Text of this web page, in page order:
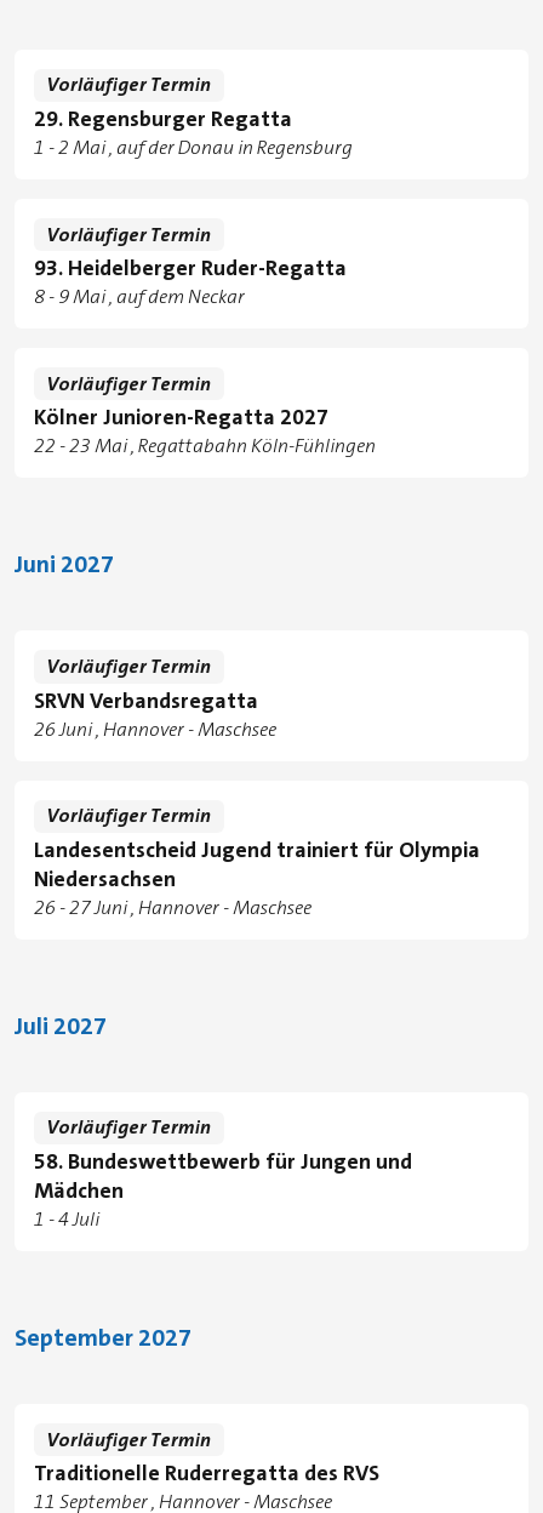
29. Regensburger Regatta
Tage
1 zu
-2 Mai auf der Donau in Regensburg
Vorläufiger Termin
93. Heidelberger Ruder-Regatta
Tage
8zu
-9 Mai auf dem Neckar
Vorläufiger Termin
Kölner Junioren-Regatta 2027
Tage
22 zu
-23 Mai Regattabahn Köln-Fühlingen
Vorläufiger Termin
Juni 2027
SRVN Verbandsregatta
Tage
26 Juni Hannover - Maschsee
Vorläufiger Termin
Landesentscheid Jugend trainiert für Olympia
Niedersachsen
Tage
26zu
-27 Juni Hannover - Maschsee
Vorläufiger Termin
Juli 2027
58. Bundeswettbewerb für Jungen und
Mädchen
Tage
1 zu
-4 Juli
Vorläufiger Termin
September 2027
Traditionelle Ruderregatta des RVS
Tage
11 September Hannover - Maschsee
Vorläufiger Termin